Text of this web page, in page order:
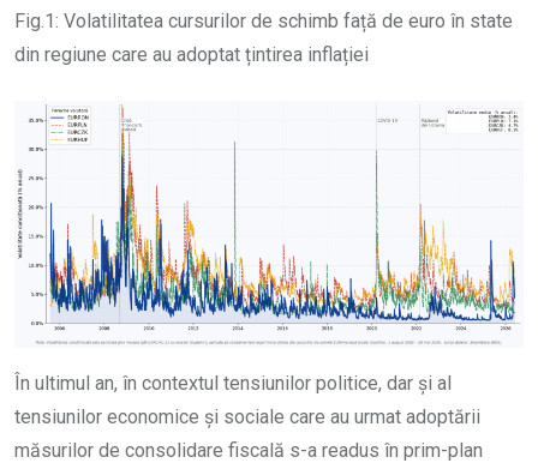
Fig.1: Volatilitatea cursurilor de schimb față de euro în state
din regiune care au adoptat țintirea inflației
În ultimul an, în contextul tensiunilor politice, dar și al
tensiunilor economice și sociale care au urmat adoptării
măsurilor de consolidare fiscală s-a readus în prim-plan